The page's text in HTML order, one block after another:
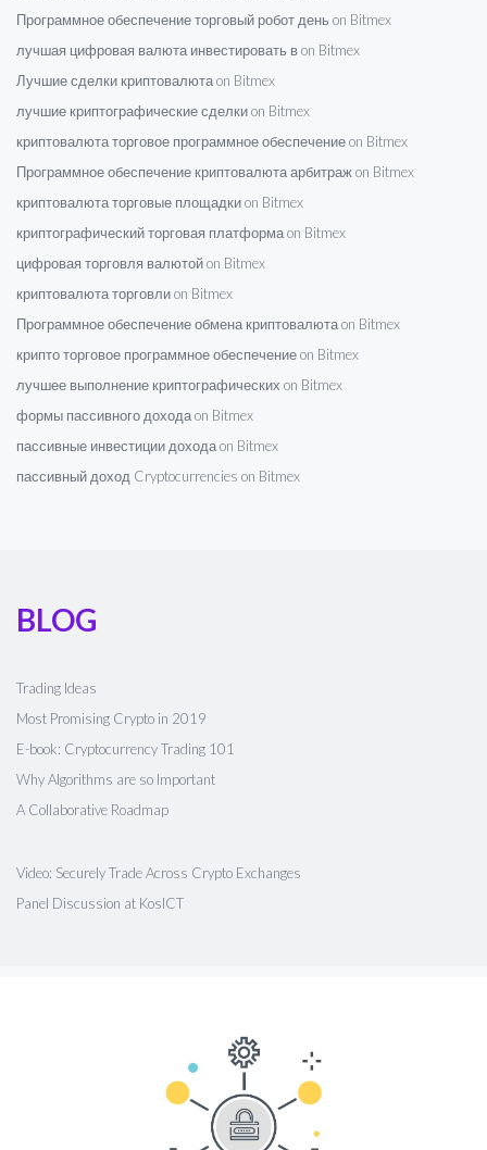
Программное обеспечение торговый робот день on Bitmex
лучшая цифровая валюта инвестировать в on Bitmex
Лучшие сделки криптовалюта on Bitmex
лучшие криптографические сделки on Bitmex
криптовалюта торговое программное обеспечение on Bitmex
Программное обеспечение криптовалюта арбитраж on Bitmex
криптовалюта торговые площадки on Bitmex
криптографический торговая платформа on Bitmex
цифровая торговля валютой on Bitmex
криптовалюта торговли on Bitmex
Программное обеспечение обмена криптовалюта on Bitmex
крипто торговое программное обеспечение on Bitmex
лучшее выполнение криптографических on Bitmex
формы пассивного дохода on Bitmex
пассивные инвестиции дохода on Bitmex
пассивный доход Cryptocurrencies on Bitmex
BLOG
Trading Ideas
Most Promising Crypto in 2019
E-book: Cryptocurrency Trading 101
Why Algorithms are so Important
A Collaborative Roadmap
Video: Securely Trade Across Crypto Exchanges
Panel Discussion at KosICT